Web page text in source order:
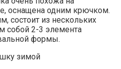
оснащена одним крючком.
состоит из нескольких
собой 2-3 элемента
формы.